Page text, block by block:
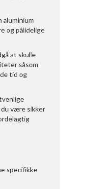
og pålidelige
at skulle
såsom
tid og
være sikker
specifikke